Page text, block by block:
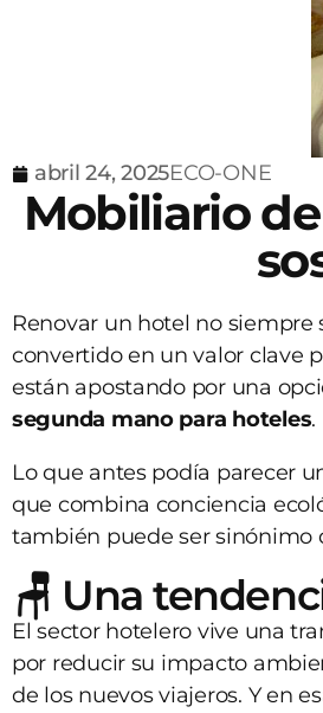
abril 24, 2025ECO-ONE
Mobiliario
Renovar un hotel no
convertido en un valor clave
están apostando por una
segunda mano para hoteles.
Lo que antes podía parecer
que combina conciencia
también puede ser sinónimo
🪑 Una
El sector hotelero vive una
por reducir su impacto
de los nuevos viajeros. Y en